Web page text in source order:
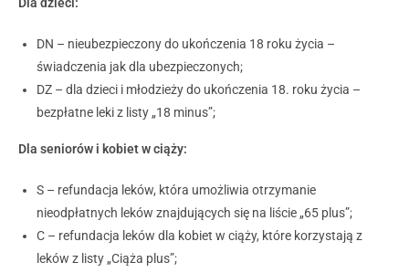
Dla dzieci:
DN – nieubezpieczony do ukończenia 18 roku życia –
świadczenia jak dla ubezpieczonych;
DZ – dla dzieci i młodzieży do ukończenia 18. roku życia –
bezpłatne leki z listy „18 minus”;
Dla seniorów i kobiet w ciąży:
S – refundacja leków, która umożliwia otrzymanie
nieodpłatnych leków znajdujących się na liście „65 plus”;
C – refundacja leków dla kobiet w ciąży, które korzystają z
leków z listy „Ciąża plus”;